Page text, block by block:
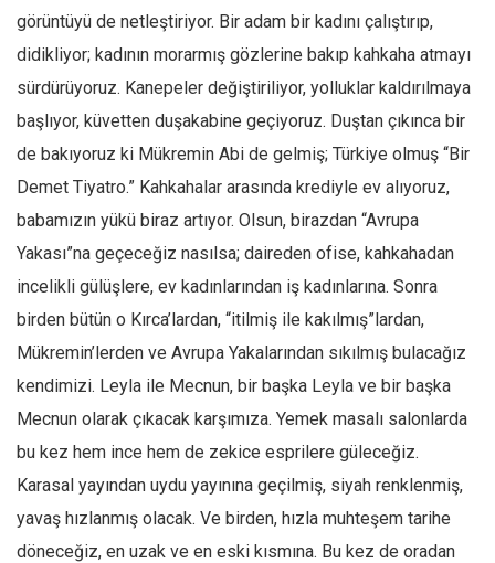
Twitter
Facebook
Instagram
YouTube
Editörden
Kemal Özer
Mahmut Toptaş
Yvonne Ridley
Barış Tarımcıoğlu
Ömer Kayani
Yusuf Armağan
Hasanali Yıldırım
Leyla Şerif Emin
Selçuk Türkyılmaz
görüntüyü de netleştiriyor. Bir adam bir kadını çalıştırıp,
didikliyor; kadının morarmış gözlerine bakıp kahkaha atmayı
sürdürüyoruz. Kanepeler değiştiriliyor, yolluklar kaldırılmaya
başlıyor, küvetten duşakabine geçiyoruz. Duştan çıkınca bir
de bakıyoruz ki Mükremin Abi de gelmiş; Türkiye olmuş “Bir
Demet Tiyatro.” Kahkahalar arasında krediyle ev alıyoruz,
babamızın yükü biraz artıyor. Olsun, birazdan “Avrupa
Yakası”na geçeceğiz nasılsa; daireden ofise, kahkahadan
incelikli gülüşlere, ev kadınlarından iş kadınlarına. Sonra
birden bütün o Kırca’lardan, “itilmiş ile kakılmış”lardan,
Mükremin’lerden ve Avrupa Yakalarından sıkılmış bulacağız
kendimizi. Leyla ile Mecnun, bir başka Leyla ve bir başka
Mecnun olarak çıkacak karşımıza. Yemek masalı salonlarda
bu kez hem ince hem de zekice esprilere güleceğiz.
Karasal yayından uydu yayınına geçilmiş, siyah renklenmiş,
yavaş hızlanmış olacak. Ve birden, hızla muhteşem tarihe
döneceğiz, en uzak ve en eski kısmına. Bu kez de oradan